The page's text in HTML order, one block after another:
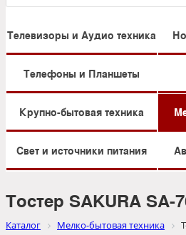
Телевизоры и Аудио техника
Телефоны и Планшеты
Крупно-бытовая техника
Свет и источники питания
Тостер SAKURA SA-
Каталог Мелко-бытовая техника